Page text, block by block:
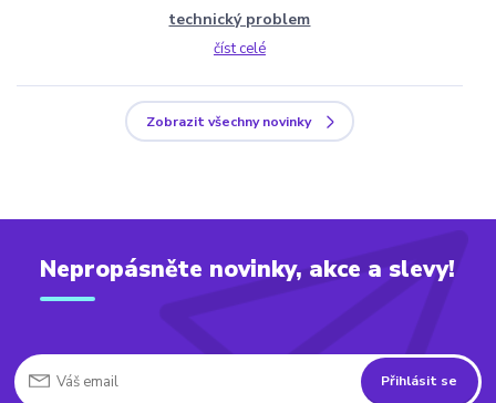
technický problem
číst celé
Zobrazit všechny novinky
Nepropásněte novinky, akce a slevy!
Přihlásit se